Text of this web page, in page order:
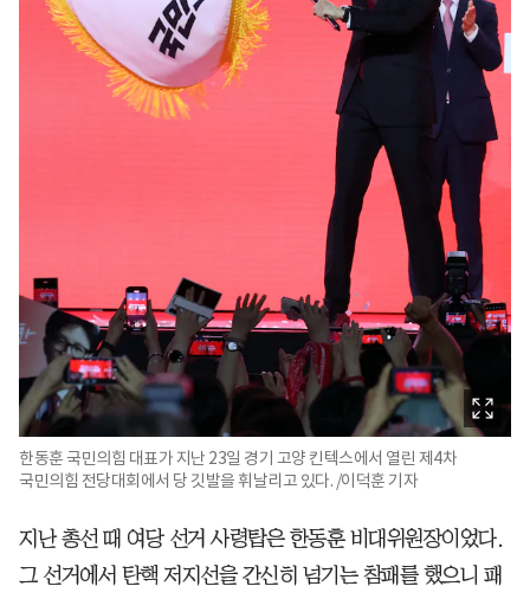
한동훈 국민의힘 대표가 지난 23일 경기 고양 킨텍스에서 열린 제4차
국민의힘 전당대회에서 당 깃발을 휘날리고 있다. /이덕훈 기자
지난 총선 때 여당 선거 사령탑은 한동훈 비대위원장이었다.
그 선거에서 탄핵 저지선을 간신히 넘기는 참패를 했으니 패